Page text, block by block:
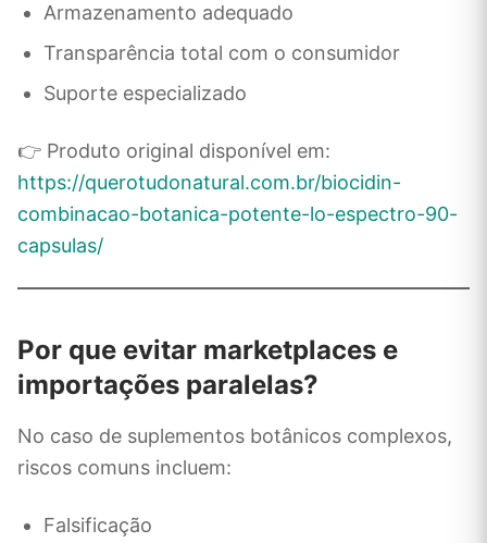
Armazenamento adequado
Transparência total com o consumidor
Suporte especializado
👉 Produto original disponível em:
https://querotudonatural.com.br/biocidin-
combinacao-botanica-potente-lo-espectro-90-
capsulas/
Por que evitar marketplaces e
importações paralelas?
No caso de suplementos botânicos complexos,
riscos comuns incluem:
Falsificação